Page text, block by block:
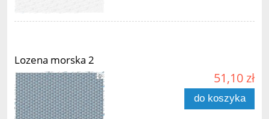
Lozena morska 2
51,10 zł
do koszyka